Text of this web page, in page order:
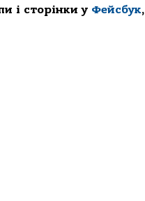
і сторінки у Фейсбук,